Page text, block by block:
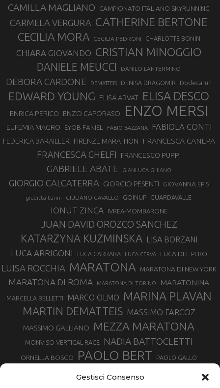
Gestisci Consenso
CAMILLA MAGLIANO CAMPIONATO ITALIANO SKYRUNNING
CARMELA VERGURA CATHERINE BERTONE
CECILIA MORA CECILIA PEDRONI CHARLOTTE BONIN
CHIARA GIOVANDO CRISTIAN MINOGGIO
DANIELE MEUCCI DANILO LANTERMINO
DEBORA CARDONE DEMATTEIS DENISA DRAGOMIR Dodecarun
EDWARD YOUNG ELISA ARVAT ELISA DESCO
ENRICA PERICO ENZO CAPORASO ENZO MERSI
EUFEMIA MAGRO EYOB FANIEL FABIO BAZZANA FABIOLA CONTI
FEDERICA BARAILLER FIRENZE MARATHON FRANCESCA CANEPA
FRANCESCA GHELFI FRANCESCO PUPPI
GABRIELE ABATE GIANLUCA GHIANO
GIORGIO CALCATERRA GIORGIO PESENTI GIOVANNA EPIS
giuditta turini GIULIANO CAVALLO GOINUP GUARDAVALLE
IONUT ZINCA IVREA-MOMBARONE
JUAN DAVID OROZCO SANCHEZ
KATARZYNA KUZMINSKA LISA BORZANI
LUCA ARRIGONI LUCA CARRARA LUCA CERVA LUCA DEL PERO
LUISA ROCCHIA MARATONA MARATONA DI NEW YORK
MARATONA DI ROMA MARATONA DI TORINO MARATONINA
MARCELLA BELLETTI MARCO OLMO MARINA PLAVAN
MARTIN DEMATTEIS MASSIMO FARCOZ
MASSIMO GALLIANO MEZZA MARATONA
MONVISO VERTICAL RACE NADIA BATTOCLETTI
ORNELLA BOSCO PAOLO BERT PAOLO GALLO